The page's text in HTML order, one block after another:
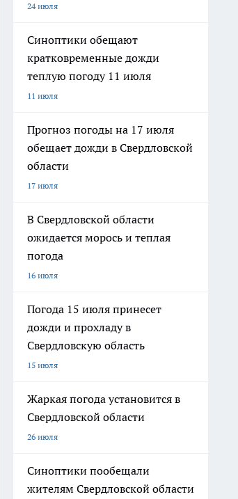
24 июля
Синоптики обещают
кратковременные дожди
теплую погоду 11 июля
11 июля
Прогноз погоды на 17 июля
обещает дожди в Свердловской
области
17 июля
В Свердловской области
ожидается морось и теплая
погода
16 июля
Погода 15 июля принесет
дожди и прохладу в
Свердловскую область
15 июля
Жаркая погода установится в
Свердловской области
26 июля
Синоптики пообещали
жителям Свердловской области